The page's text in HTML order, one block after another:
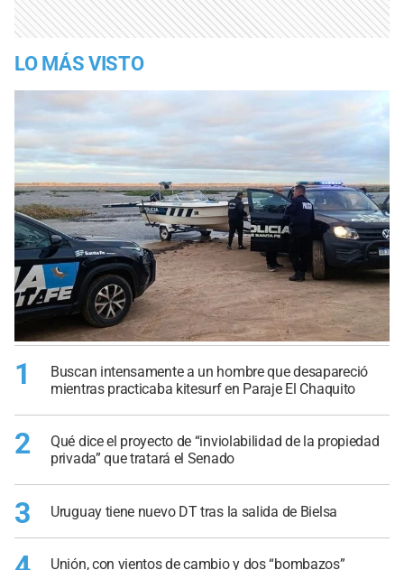
LO MÁS VISTO
1
Buscan intensamente a un hombre que desapareció
mientras practicaba kitesurf en Paraje El Chaquito
2
Qué dice el proyecto de “inviolabilidad de la propiedad
privada” que tratará el Senado
3 Uruguay tiene nuevo DT tras la salida de Bielsa
Unión, con vientos de cambio y dos “bombazos”